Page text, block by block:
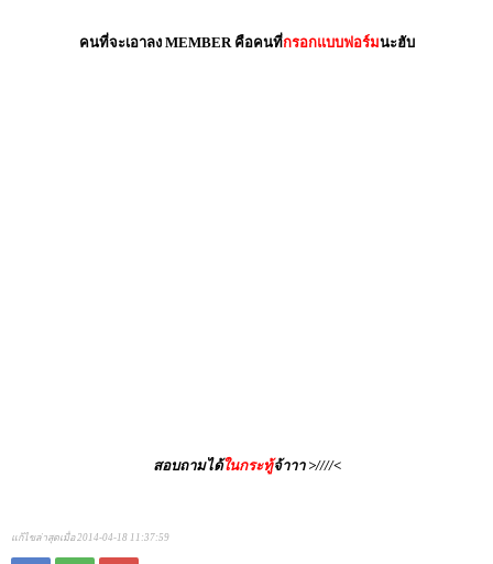
คนที่จะเอาลง MEMBER คือคนที่กรอกแบบฟอร์มนะฮับ
สอบถามได้ในกระทู้จ้าาา >////<
แก้ไขล่าสุดเมื่อ 2014-04-18 11:37:59